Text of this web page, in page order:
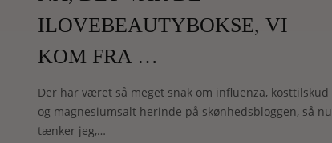
ILOVEBEAUTYBOKSE, VI
KOM FRA …
Der har været så meget snak om influenza, kosttilskud
og magnesiumsalt herinde på skønhedsbloggen, så nu
tænker jeg,…